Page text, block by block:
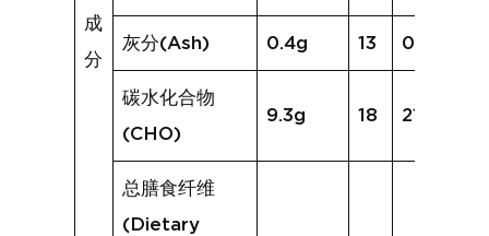
成
分
灰分(Ash) 0.4g 13 0.8g
碳水化合物
(CHO)
9.3g 18 21.4g
总膳食纤维
(Dietary